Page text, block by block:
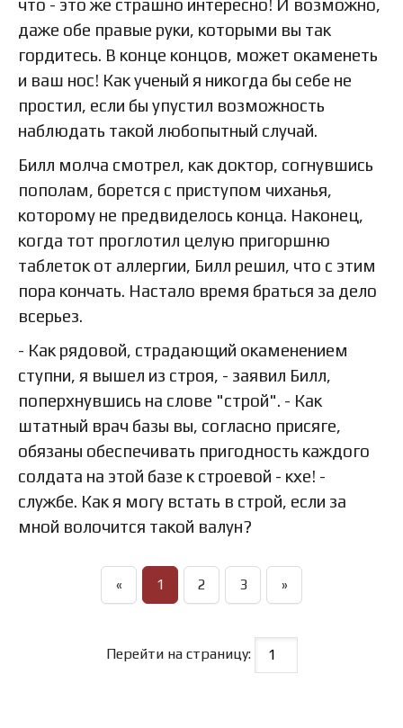
что - это же страшно интересно! И возможно,
даже обе правые руки, которыми вы так
гордитесь. В конце концов, может окаменеть
и ваш нос! Как ученый я никогда бы себе не
простил, если бы упустил возможность
наблюдать такой любопытный случай.
Билл молча смотрел, как доктор, согнувшись
пополам, борется с приступом чиханья,
которому не предвиделось конца. Наконец,
когда тот проглотил целую пригоршню
таблеток от аллергии, Билл решил, что с этим
пора кончать. Настало время браться за дело
всерьез.
- Как рядовой, страдающий окаменением
ступни, я вышел из строя, - заявил Билл,
поперхнувшись на слове "строй". - Как
штатный врач базы вы, согласно присяге,
обязаны обеспечивать пригодность каждого
солдата на этой базе к строевой - кхе! -
службе. Как я могу встать в строй, если за
мной волочится такой валун?
« 1 2 3 »
Перейти на страницу: